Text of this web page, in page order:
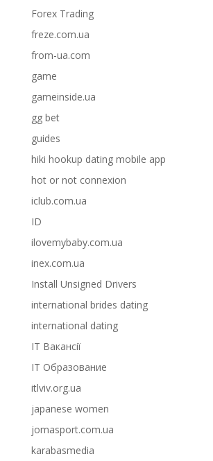
Forex Trading
freze.com.ua
from-ua.com
game
gameinside.ua
gg bet
guides
hiki hookup dating mobile app
hot or not connexion
iclub.com.ua
ID
ilovemybaby.com.ua
inex.com.ua
Install Unsigned Drivers
international brides dating
international dating
IT Вакансії
IT Образование
itlviv.org.ua
japanese women
jomasport.com.ua
karabasmedia